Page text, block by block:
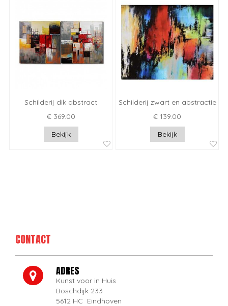
Schilderij dik abstract
€ 369.00
Bekijk
Schilderij zwart en abstractie
€ 139.00
Bekijk
CONTACT
ADRES
Kunst voor in Huis
Boschdijk 233
5612 HC Eindhoven